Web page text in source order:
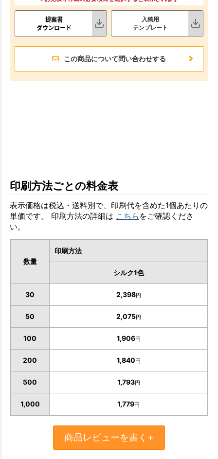
提案書
ダウンロード
入稿用
テンプレート
この商品について問い合わせする
お買い物を続ける カートへ進む
印刷方法ごとの料金表
表示価格は税込・送料別で、印刷代を含めた1個あたりの
単価です。 印刷方法の詳細は こちら をご確認くださ
い。
数量
印刷方法
シルク1色
30 2,398円
50 2,075円
100 1,906円
200 1,840円
500 1,793円
1,000 1,779円
商品レビューを書く+